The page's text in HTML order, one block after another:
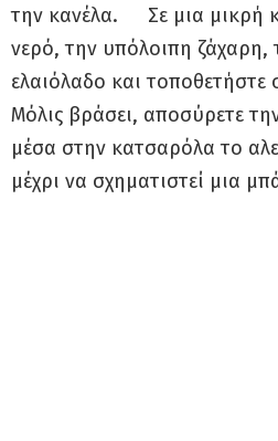
την κανέλα. Σε μια μικρή
νερό, την υπόλοιπη ζάχαρη,
ελαιόλαδο και τοποθετήστε
Μόλις βράσει, αποσύρετε
μέσα στην κατσαρόλα το
μέχρι να σχηματιστεί μια